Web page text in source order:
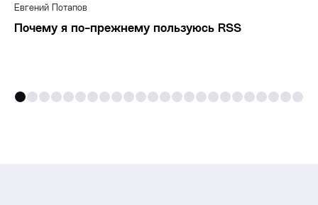
Евгений Потапов
Почему я по-прежнему пользуюсь RSS